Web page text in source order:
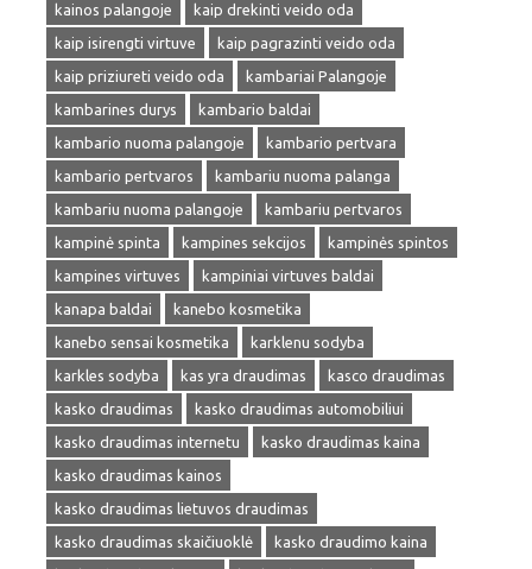
kainos palangoje
kaip drekinti veido oda
kaip isirengti virtuve
kaip pagrazinti veido oda
kaip priziureti veido oda
kambariai Palangoje
kambarines durys
kambario baldai
kambario nuoma palangoje
kambario pertvara
kambario pertvaros
kambariu nuoma palanga
kambariu nuoma palangoje
kambariu pertvaros
kampinė spinta
kampines sekcijos
kampinės spintos
kampines virtuves
kampiniai virtuves baldai
kanapa baldai
kanebo kosmetika
kanebo sensai kosmetika
karklenu sodyba
karkles sodyba
kas yra draudimas
kasco draudimas
kasko draudimas
kasko draudimas automobiliui
kasko draudimas internetu
kasko draudimas kaina
kasko draudimas kainos
kasko draudimas lietuvos draudimas
kasko draudimas skaičiuoklė
kasko draudimo kaina